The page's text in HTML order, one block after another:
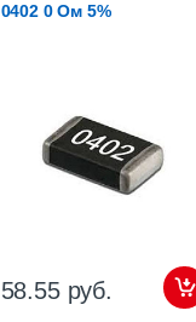
0402 0 Ом 5%
58.55 руб.